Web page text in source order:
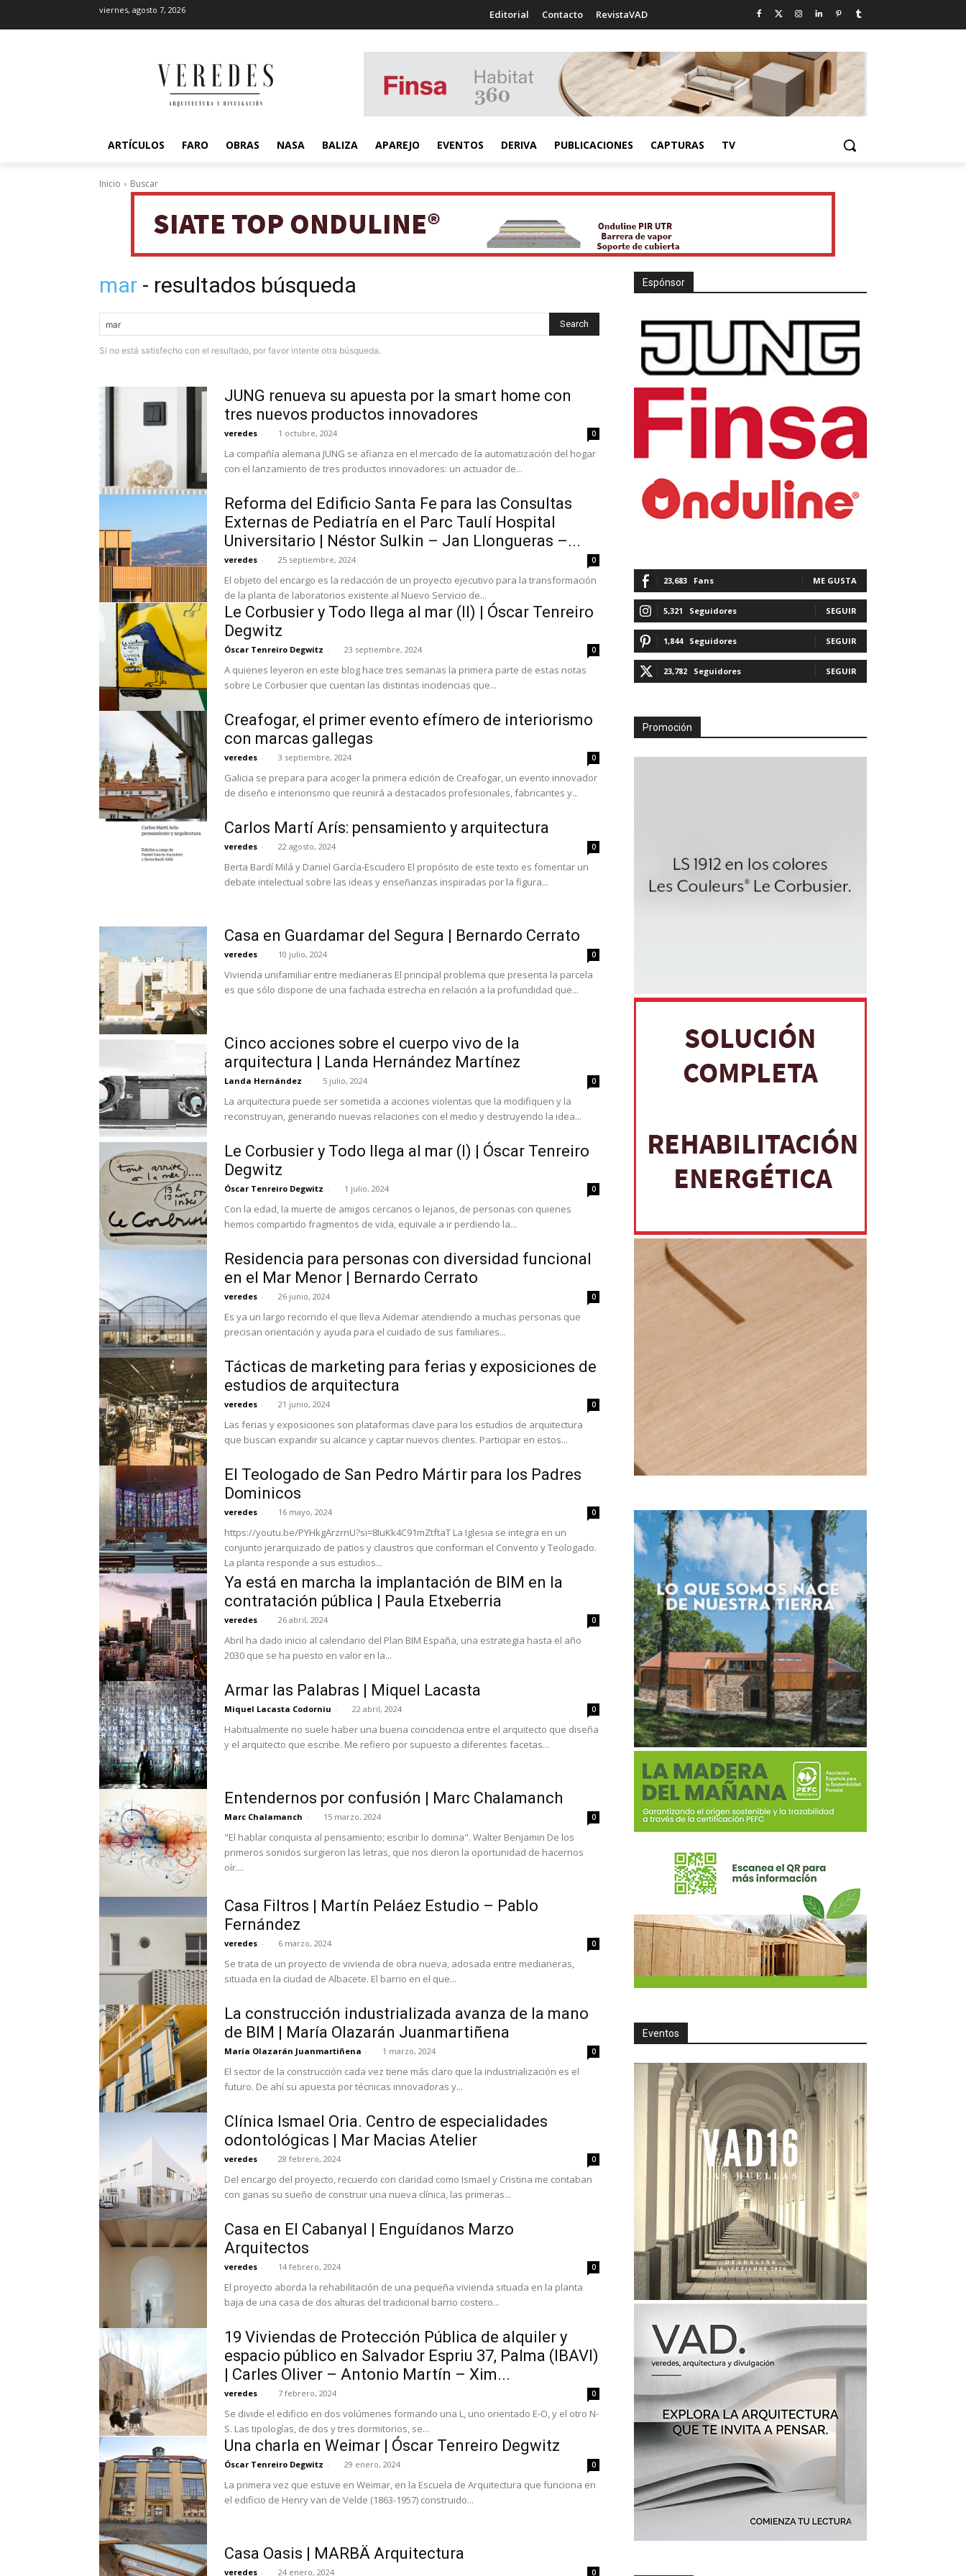
viernes, agosto 7, 2026 Editorial Contacto RevistaVAD
ARTÍCULOS FARO OBRAS NASA BALIZA APAREJO EVENTOS DERIVA PUBLICACIONES CAPTURAS TV
Inicio Buscar
mar - resultados búsqueda
Search
Si no está satisfecho con el resultado, por favor intente otra búsqueda.
JUNG renueva su apuesta por la smart home con
tres nuevos productos innovadores
veredes - 1 octubre, 2024 0
La compañía alemana JUNG se afianza en el mercado de la automatización del hogar
con el lanzamiento de tres productos innovadores: un actuador de...
Reforma del Edificio Santa Fe para las Consultas
Externas de Pediatría en el Parc Taulí Hospital
Universitario | Néstor Sulkin – Jan Llongueras –...
veredes - 25 septiembre, 2024 0
El objeto del encargo es la redacción de un proyecto ejecutivo para la transformación
de la planta de laboratorios existente al Nuevo Servicio de...
Le Corbusier y Todo llega al mar (II) | Óscar Tenreiro
Degwitz
Óscar Tenreiro Degwitz - 23 septiembre, 2024 0
A quienes leyeron en este blog hace tres semanas la primera parte de estas notas
sobre Le Corbusier que cuentan las distintas incidencias que...
Creafogar, el primer evento efímero de interiorismo
con marcas gallegas
veredes - 3 septiembre, 2024 0
Galicia se prepara para acoger la primera edición de Creafogar, un evento innovador
de diseño e interiorismo que reunirá a destacados profesionales, fabricantes y...
Carlos Martí Arís: pensamiento y arquitectura
veredes - 22 agosto, 2024 0
Berta Bardí Milá y Daniel García-Escudero El propósito de este texto es fomentar un
debate intelectual sobre las ideas y enseñanzas inspiradas por la figura...
Casa en Guardamar del Segura | Bernardo Cerrato
veredes - 10 julio, 2024 0
Vivienda unifamiliar entre medianeras El principal problema que presenta la parcela
es que sólo dispone de una fachada estrecha en relación a la profundidad que...
Cinco acciones sobre el cuerpo vivo de la
arquitectura | Landa Hernández Martínez
Landa Hernández - 5 julio, 2024 0
La arquitectura puede ser sometida a acciones violentas que la modifiquen y la
reconstruyan, generando nuevas relaciones con el medio y destruyendo la idea...
Le Corbusier y Todo llega al mar (I) | Óscar Tenreiro
Degwitz
Óscar Tenreiro Degwitz - 1 julio, 2024 0
Con la edad, la muerte de amigos cercanos o lejanos, de personas con quienes
hemos compartido fragmentos de vida, equivale a ir perdiendo la...
Residencia para personas con diversidad funcional
en el Mar Menor | Bernardo Cerrato
veredes - 26 junio, 2024 0
Es ya un largo recorrido el que lleva Aidemar atendiendo a muchas personas que
precisan orientación y ayuda para el cuidado de sus familiares...
Tácticas de marketing para ferias y exposiciones de
estudios de arquitectura
veredes - 21 junio, 2024 0
Las ferias y exposiciones son plataformas clave para los estudios de arquitectura
que buscan expandir su alcance y captar nuevos clientes. Participar en estos...
El Teologado de San Pedro Mártir para los Padres
Dominicos
veredes - 16 mayo, 2024 0
https://youtu.be/PYHkgArzrnU?si=8IuKk4C91mZtftaT La Iglesia se integra en un
conjunto jerarquizado de patios y claustros que conforman el Convento y Teologado.
La planta responde a sus estudios...
Ya está en marcha la implantación de BIM en la
contratación pública | Paula Etxeberria
veredes - 26 abril, 2024 0
Abril ha dado inicio al calendario del Plan BIM España, una estrategia hasta el año
2030 que se ha puesto en valor en la...
Armar las Palabras | Miquel Lacasta
Miquel Lacasta Codorniu - 22 abril, 2024 0
Habitualmente no suele haber una buena coincidencia entre el arquitecto que diseña
y el arquitecto que escribe. Me refiero por supuesto a diferentes facetas...
Entendernos por confusión | Marc Chalamanch
Marc Chalamanch - 15 marzo, 2024 0
"El hablar conquista al pensamiento; escribir lo domina". Walter Benjamin De los
primeros sonidos surgieron las letras, que nos dieron la oportunidad de hacernos
oír....
Casa Filtros | Martín Peláez Estudio – Pablo
Fernández
veredes - 6 marzo, 2024 0
Se trata de un proyecto de vivienda de obra nueva, adosada entre medianeras,
situada en la ciudad de Albacete. El barrio en el que...
La construcción industrializada avanza de la mano
de BIM | María Olazarán Juanmartiñena
María Olazarán Juanmartiñena - 1 marzo, 2024 0
El sector de la construcción cada vez tiene más claro que la industrialización es el
futuro. De ahí su apuesta por técnicas innovadoras y...
Clínica Ismael Oria. Centro de especialidades
odontológicas | Mar Macias Atelier
veredes - 28 febrero, 2024 0
Del encargo del proyecto, recuerdo con claridad como Ismael y Cristina me contaban
con ganas su sueño de construir una nueva clínica, las primeras...
Casa en El Cabanyal | Enguídanos Marzo
Arquitectos
veredes - 14 febrero, 2024 0
El proyecto aborda la rehabilitación de una pequeña vivienda situada en la planta
baja de una casa de dos alturas del tradicional barrio costero...
19 Viviendas de Protección Pública de alquiler y
espacio público en Salvador Espriu 37, Palma (IBAVI)
| Carles Oliver – Antonio Martín – Xim...
veredes - 7 febrero, 2024 0
Se divide el edificio en dos volúmenes formando una L, uno orientado E-O, y el otro N-
S. Las tipologías, de dos y tres dormitorios, se...
Una charla en Weimar | Óscar Tenreiro Degwitz
Óscar Tenreiro Degwitz - 29 enero, 2024 0
La primera vez que estuve en Weimar, en la Escuela de Arquitectura que funciona en
el edificio de Henry van de Velde (1863-1957) construido...
Casa Oasis | MARBÄ Arquitectura
veredes - 24 enero, 2024 0
Espónsor
23,683 Fans ME GUSTA
5,321 Seguidores SEGUIR
1,844 Seguidores SEGUIR
23,782 Seguidores SEGUIR
Promoción
Eventos